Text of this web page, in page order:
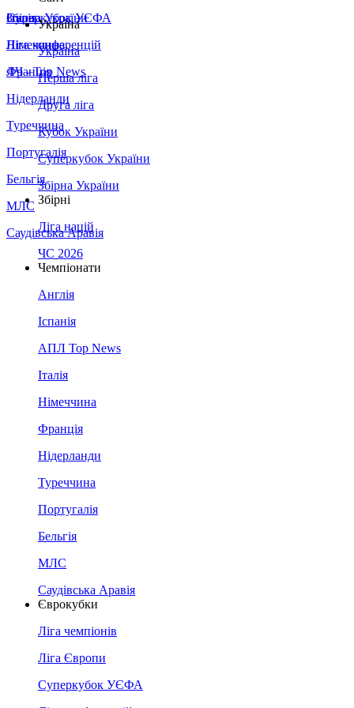
Збірна України
Італія
Німеччина
Франція
Нідерланди
Туреччина
Португалія
Бельгія
МЛС
Саудівська Аравія
Суперкубок УЄФА
Ліга конференцій
ЛЧ - Top News
Україна
Україна
Перша ліга
Друга ліга
Кубок України
Суперкубок України
Збірна України
Збірні
Ліга націй
ЧС 2026
Чемпіонати
Англія
Іспанія
АПЛ Top News
Італія
Німеччина
Франція
Нідерланди
Туреччина
Португалія
Бельгія
МЛС
Саудівська Аравія
Єврокубки
Ліга чемпіонів
Ліга Європи
Суперкубок УЄФА